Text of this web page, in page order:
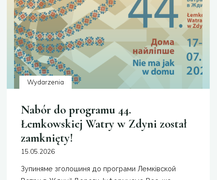
Łemkowskiej"
Wydarzenia
Nabór do programu 44.
Łemkowskiej Watry w Zdyni został
zamknięty!
15.05.2026
Зупиняме зголошиня до програми Лемківской